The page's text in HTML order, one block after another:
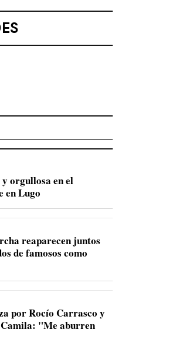
y orgullosa en el
en Lugo
reaparecen juntos
de famosos como
por Rocío Carrasco y
"Me aburren